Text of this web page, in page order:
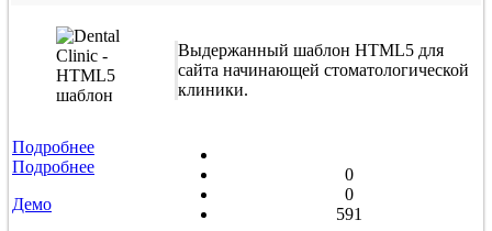
Выдержанный шаблон HTML5 для
сайта начинающей стоматологической
клиники.
Подробнее
Подробнее
Демо
0
0
591